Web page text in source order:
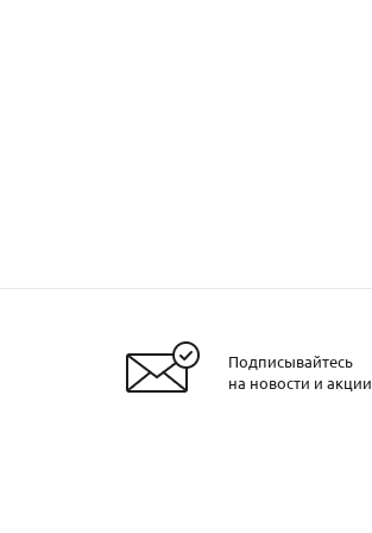
Подписывайтесь
на новости и акции
Заказать металл